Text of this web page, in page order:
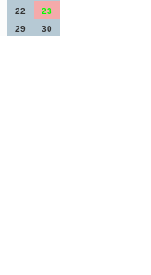
22
23
29 30